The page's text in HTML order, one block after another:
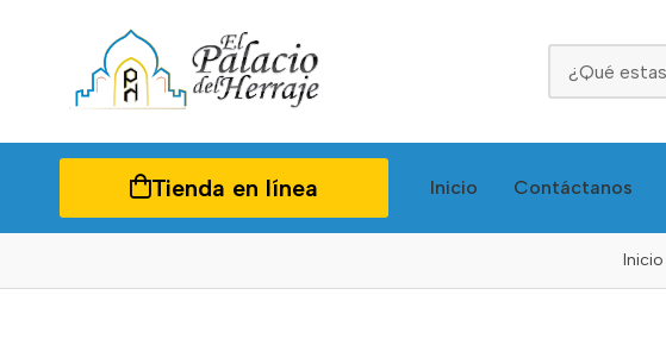
Tienda en línea Inicio Contáctanos
Inicio